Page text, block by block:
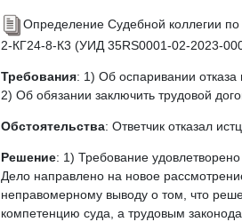
Определение Судебной коллегии
2-КГ24-8-К3 (УИД 35RS0001-02-2023-
Требования: 1) Об оспаривании отказа
2) Об обязании заключить трудовой
Обстоятельства: Ответчик отказал
Решение: 1) Требование удовлетворено
Дело направлено на новое
неправомерному выводу о том, что
компетенцию суда, а трудовым